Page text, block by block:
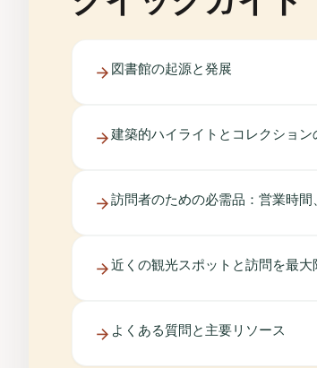
図書館の起源と発展
建築的ハイライトとコレクション
訪問者のための必需品：営業時
近くの観光スポットと訪問を最
よくある質問と主要リソース